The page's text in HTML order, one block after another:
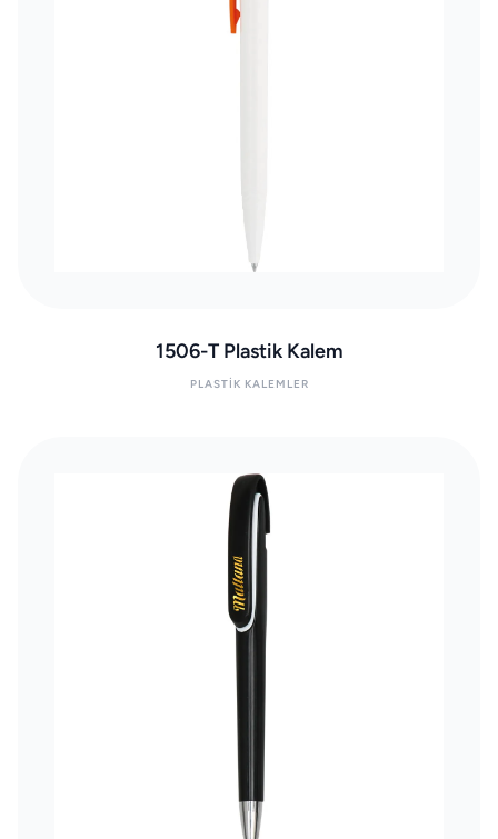
1506-T Plastik Kalem
PLASTIK KALEMLER